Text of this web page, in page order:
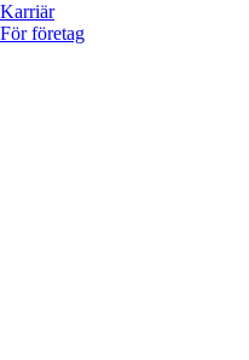
Karriär
För företag